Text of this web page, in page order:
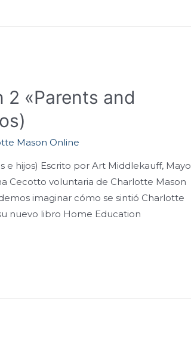
2 «Parents and
Mason Online
e hijos) Escrito por Art Middlekauff, Mayo
Cecotto voluntaria de Charlotte Mason
imaginar cómo se sintió Charlotte
nuevo libro Home Education